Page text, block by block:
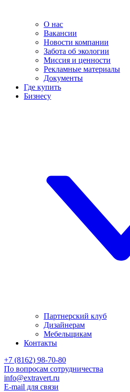
О нас
Вакансии
Новости компании
Забота об экологии
Миссия и ценности
Рекламные материалы
Документы
Где купить
Бизнесу
Партнерский клуб
Дизайнерам
Мебельщикам
Контакты
+7 (8162) 98-70-80
По вопросам сотрудничества
info@extravert.ru
E-mail для связи